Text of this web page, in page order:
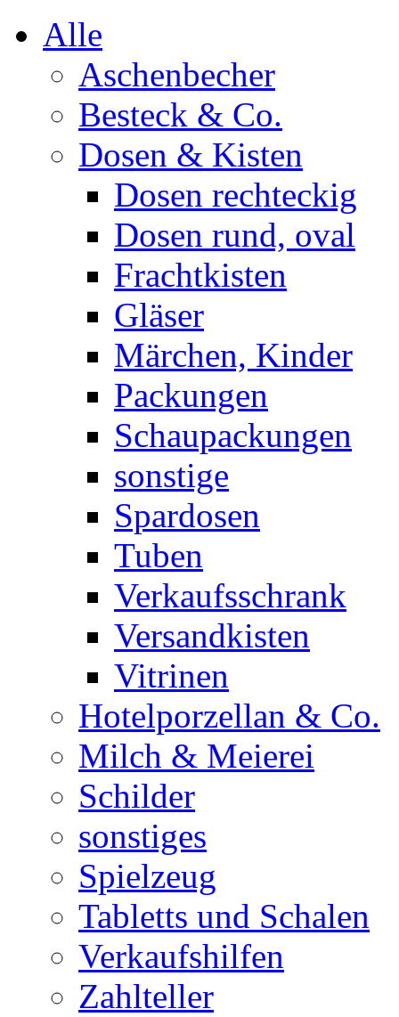
Alle
Aschenbecher
Besteck & Co.
Dosen & Kisten
Dosen rechteckig
Dosen rund, oval
Frachtkisten
Gläser
Märchen, Kinder
Packungen
Schaupackungen
sonstige
Spardosen
Tuben
Verkaufsschrank
Versandkisten
Vitrinen
Hotelporzellan & Co.
Milch & Meierei
Schilder
sonstiges
Spielzeug
Tabletts und Schalen
Verkaufshilfen
Zahlteller